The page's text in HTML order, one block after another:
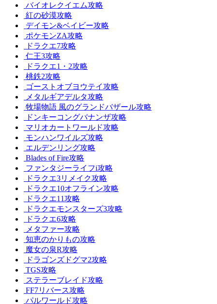
バイオレクイエム攻略
紅の砂漠攻略
デイモン&ベイビー攻略
ポケモンZA攻略
ドラクエ7攻略
仁王3攻略
ドラクエ1・2攻略
桃鉄2攻略
ゴーストオブヨウテイ攻略
メタルギアデルタ攻略
牧場物語 風のグランドバザール攻略
ドンキーコングバナンザ攻略
マリオカートワールド攻略
モンハンワイルズ攻略
エルデンリング攻略
Blades of Fire攻略
ファンタジーライフi攻略
ドラクエ3リメイク攻略
ドラクエ10オフライン攻略
ドラクエ11攻略
ドラクエモンスターズ3攻略
ドラクエ6攻略
メタファー攻略
知恵のかりもの攻略
魔女の泉R攻略
ドラゴンズドグマ2攻略
TGS攻略
ステラーブレイド攻略
FF7リバース攻略
パルワールド攻略